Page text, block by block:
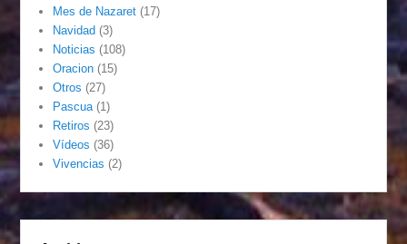
Mes de Nazaret (17)
Navidad (3)
Noticias (108)
Oracion (15)
Otros (27)
Pascua (1)
Retiros (23)
Vídeos (36)
Vivencias (2)